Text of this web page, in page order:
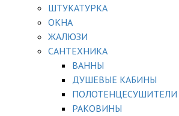
ШТУКАТУРКА
ОКНА
ЖАЛЮЗИ
САНТЕХНИКА
ВАННЫ
ДУШЕВЫЕ КАБИНЫ
ПОЛОТЕНЦЕСУШИТЕЛИ
РАКОВИНЫ